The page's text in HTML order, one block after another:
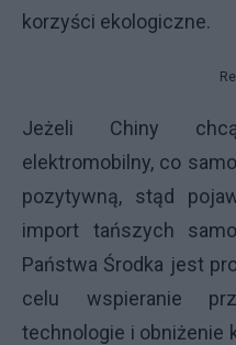
korzyści ekologiczne.
Jeżeli Chiny
elektromobilny, co
pozytywną, stąd
import tańszych
Państwa Środka jest
celu wspieranie
technologie i obniżenie